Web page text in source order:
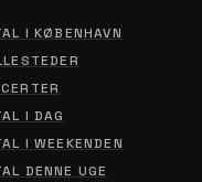
I KØBENHAVN
I DAG
I WEEKENDEN
DENNE UGE